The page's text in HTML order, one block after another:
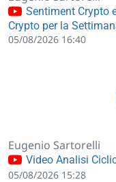
Sentiment Crypto
Crypto per la
05/08/2026 16:40
Eugenio Sartorelli
Video Analisi
05/08/2026 15:28